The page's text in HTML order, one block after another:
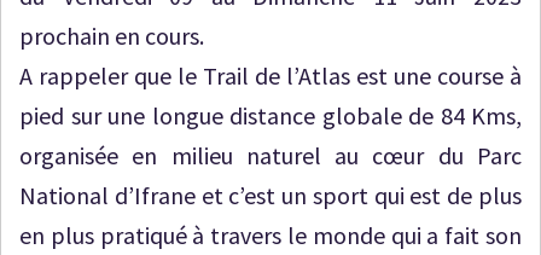
prochain en cours.
A rappeler que le Trail de l’Atlas est une course à
pied sur une longue distance globale de 84 Kms,
organisée en milieu naturel au cœur du Parc
National d’Ifrane et c’est un sport qui est de plus
en plus pratiqué à travers le monde qui a fait son